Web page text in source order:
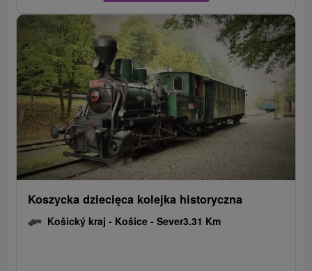
Koszycka dziecięca kolejka historyczna
Košický kraj - Košice - Sever3.31 Km